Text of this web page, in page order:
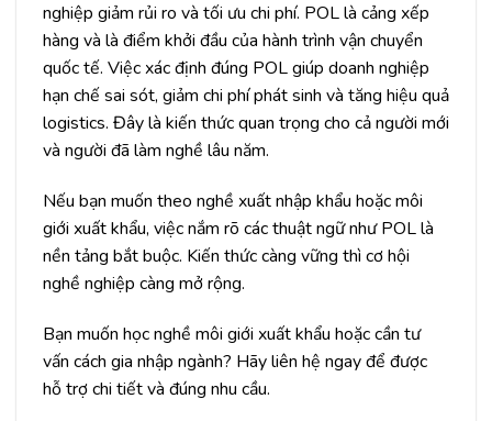
nghiệp giảm rủi ro và tối ưu chi phí. POL là cảng xếp
hàng và là điểm khởi đầu của hành trình vận chuyển
quốc tế. Việc xác định đúng POL giúp doanh nghiệp
hạn chế sai sót, giảm chi phí phát sinh và tăng hiệu quả
logistics. Đây là kiến thức quan trọng cho cả người mới
và người đã làm nghề lâu năm.
Nếu bạn muốn theo nghề xuất nhập khẩu hoặc môi
giới xuất khẩu, việc nắm rõ các thuật ngữ như POL là
nền tảng bắt buộc. Kiến thức càng vững thì cơ hội
nghề nghiệp càng mở rộng.
Bạn muốn học nghề môi giới xuất khẩu hoặc cần tư
vấn cách gia nhập ngành? Hãyliên hệ ngayđể được
hỗ trợ chi tiết và đúng nhu cầu.